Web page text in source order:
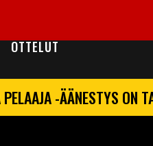
OTTELUT
-ÄÄNESTYS ON